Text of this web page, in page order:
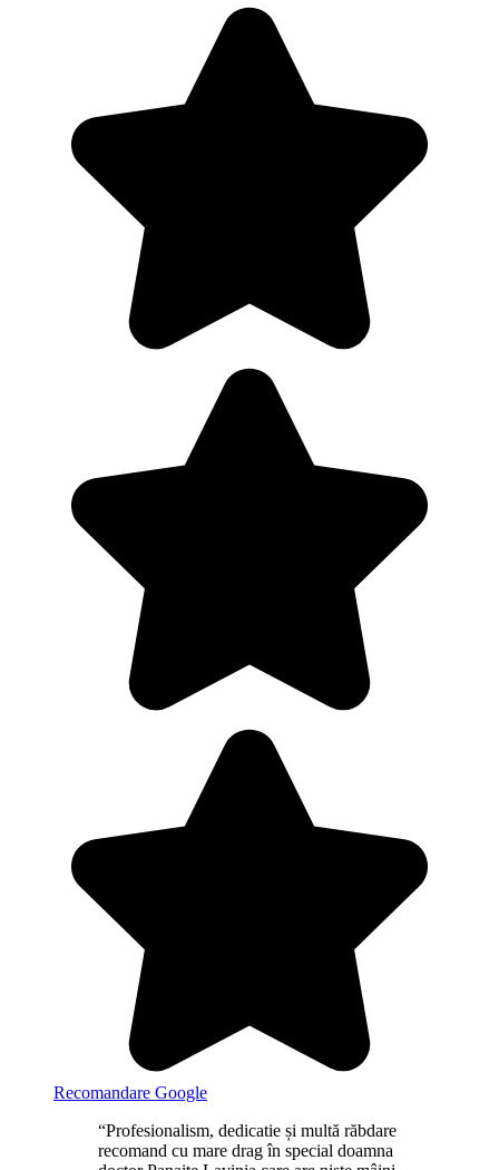
Recomandare Google
“Profesionalism, dedicatie și multă răbdare
recomand cu mare drag în special doamna